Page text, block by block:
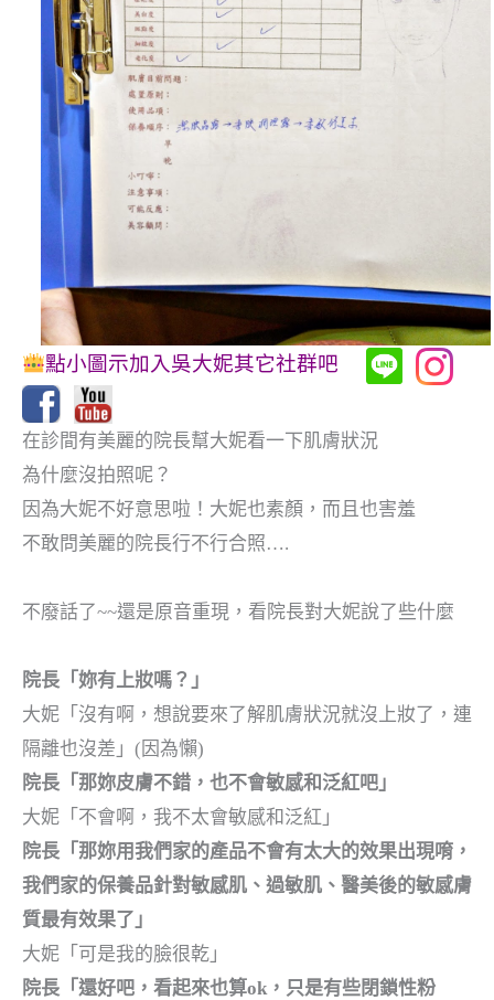
點小圖示加入吳大妮其它社群吧
在診間有美麗的院長幫大妮看一下肌膚狀況
為什麼沒拍照呢？
因為大妮不好意思啦！大妮也素顏，而且也害羞
不敢問美麗的院長行不行合照….
不廢話了~~還是原音重現，看院長對大妮說了些什麼
院長「妳有上妝嗎？」
大妮「沒有啊，想說要來了解肌膚狀況就沒上妝了，連
隔離也沒差」(因為懶)
院長「那妳皮膚不錯，也不會敏感和泛紅吧」
大妮「不會啊，我不太會敏感和泛紅」
院長「那妳用我們家的產品不會有太大的效果出現唷，
我們家的保養品針對敏感肌、過敏肌、醫美後的敏感膚
質最有效果了」
大妮「可是我的臉很乾」
院長「還好吧，看起來也算ok，只是有些閉鎖性粉